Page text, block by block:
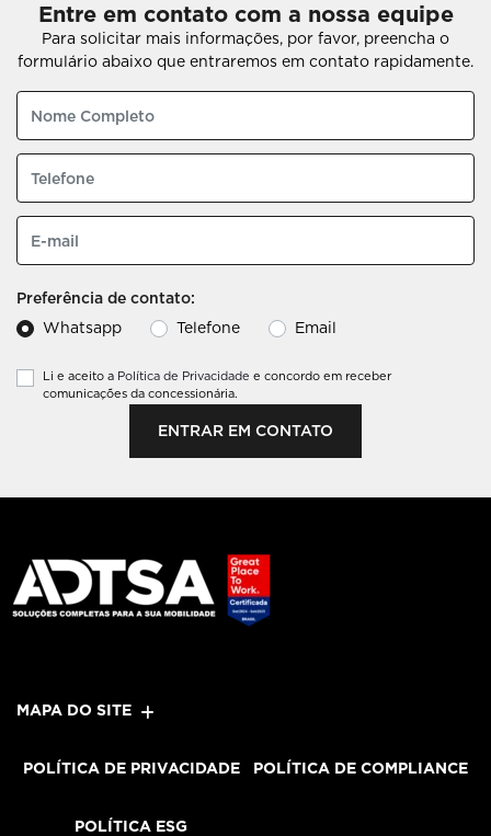
Entre em contato com a nossa equipe
Para solicitar mais informações, por favor, preencha o
formulário abaixo que entraremos em contato rapidamente.
Preferência de contato:
Whatsapp
Telefone Email
Li e aceito a Política de Privacidade e concordo em receber
comunicações da concessionária.
ENTRAR EM CONTATO
MAPA DO SITE
POLÍTICA DE PRIVACIDADE POLÍTICA DE COMPLIANCE
POLÍTICA ESG